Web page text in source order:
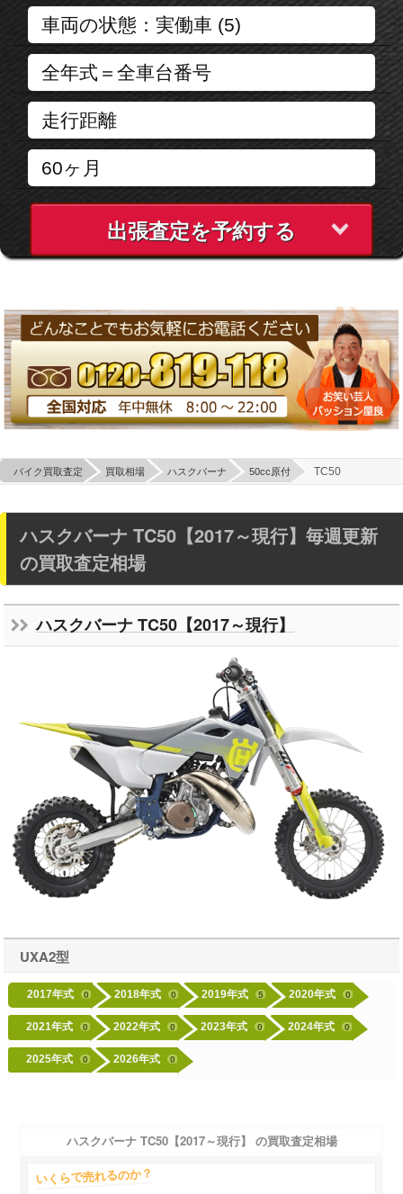
出張査定を予約する
バイク買取査定 買取相場 ハスクバーナ 50cc原付 TC50
ハスクバーナ TC50【2017～現行】毎週更新
の買取査定相場
ハスクバーナ TC50【2017～現行】
UXA2型
2017年式 0 2018年式 0 2019年式 5 2020年式 0
2021年式 0 2022年式 0 2023年式 0 2024年式 0
2025年式 0 2026年式 0
ハスクバーナ TC50【2017～現行】 の買取査定相場
いくらで売れるのか？